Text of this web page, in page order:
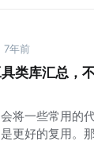
7年前
类库汇总，
将一些常用的
更好的复用。